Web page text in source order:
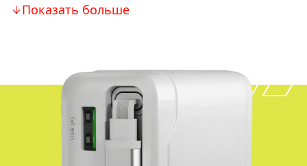
Показать больше